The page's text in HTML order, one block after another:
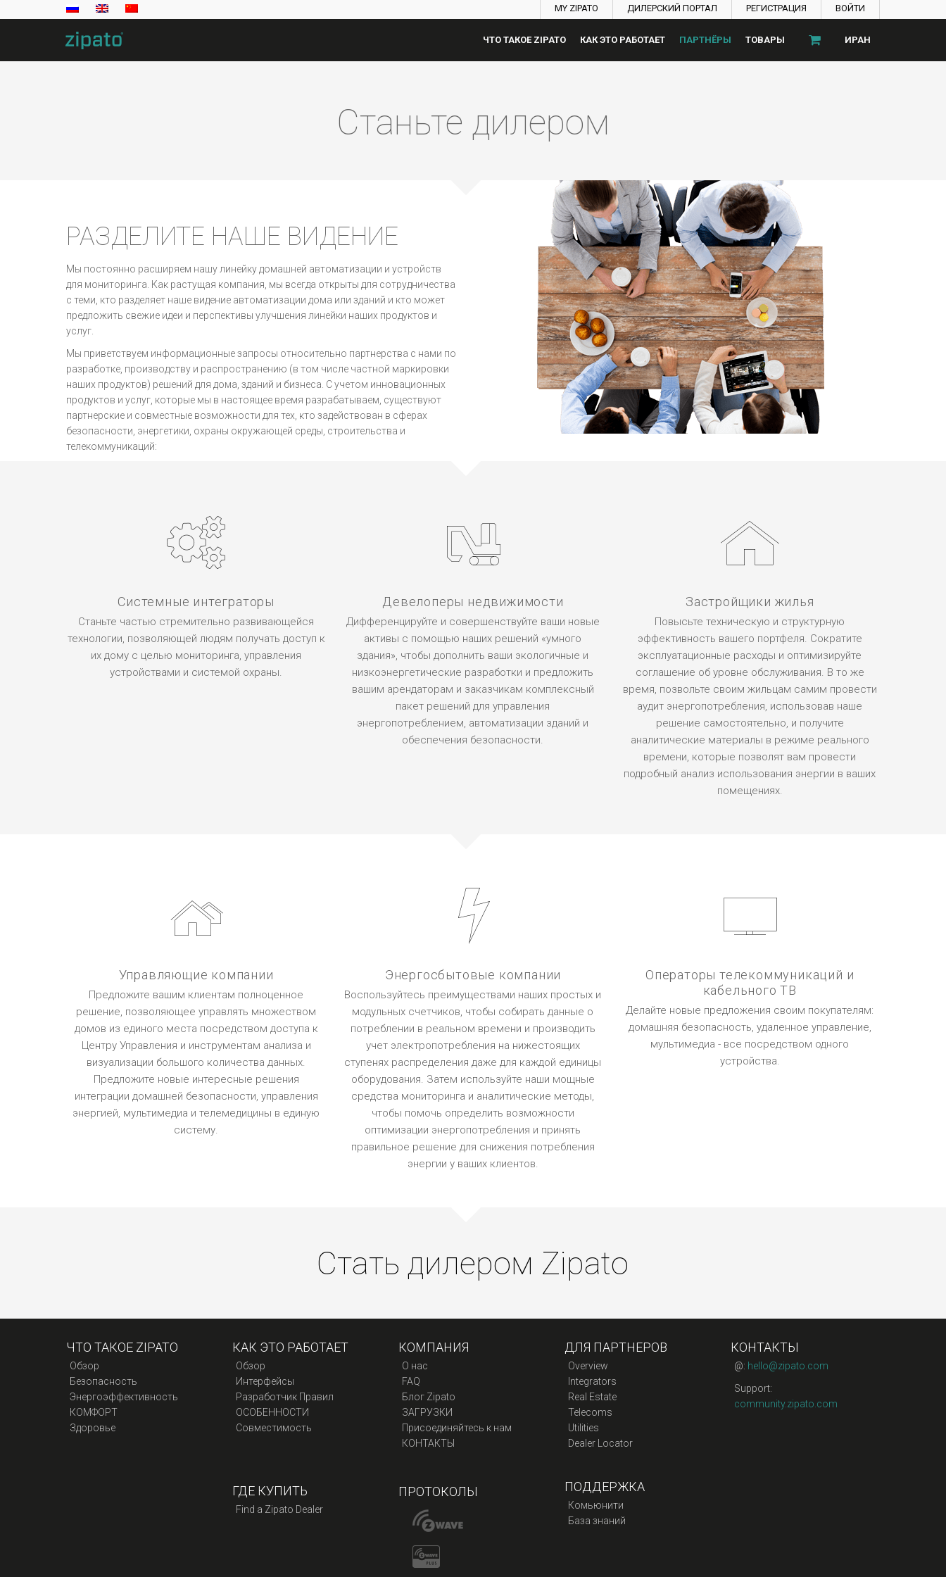
MY ZIPATO ДИЛЕРСКИЙ ПОРТАЛ РЕГИСТРАЦИЯ ВОЙТИ
ЧТО ТАКОЕ ZIPATO КАК ЭТО РАБОТАЕТ ПАРТНЁРЫ ТОВАРЫ ИРАН
Станьте дилером
РАЗДЕЛИТЕ НАШЕ ВИДЕНИЕ
Мы постоянно расширяем нашу линейку домашней автоматизации и устройств
для мониторинга. Как растущая компания, мы всегда открыты для сотрудничества
с теми, кто разделяет наше видение автоматизации дома или зданий и кто может
предложить свежие идеи и перспективы улучшения линейки наших продуктов и
услуг.
Мы приветствуем информационные запросы относительно партнерства с нами по
разработке, производству и распространению (в том числе частной маркировки
наших продуктов) решений для дома, зданий и бизнеса. С учетом инновационных
продуктов и услуг, которые мы в настоящее время разрабатываем, существуют
партнерские и совместные возможности для тех, кто задействован в сферах
безопасности, энергетики, охраны окружающей среды, строительства и
телекоммуникаций:
Системные интеграторы
Станьте частью стремительно развивающейся
технологии, позволяющей людям получать доступ к
их дому с целью мониторинга, управления
устройствами и системой охраны.
Девелоперы недвижимости
Дифференцируйте и совершенствуйте ваши новые
активы с помощью наших решений «умного
здания», чтобы дополнить ваши экологичные и
низкоэнергетические разработки и предложить
вашим арендаторам и заказчикам комплексный
пакет решений для управления
энергопотреблением, автоматизации зданий и
обеспечения безопасности.
Застройщики жилья
Повысьте техническую и структурную
эффективность вашего портфеля. Сократите
эксплуатационные расходы и оптимизируйте
соглашение об уровне обслуживания. В то же
время, позвольте своим жильцам самим провести
аудит энергопотребления, использовав наше
решение самостоятельно, и получите
аналитические материалы в режиме реального
времени, которые позволят вам провести
подробный анализ использования энергии в ваших
помещениях.
Управляющие компании
Предложите вашим клиентам полноценное
решение, позволяющее управлять множеством
домов из единого места посредством доступа к
Центру Управления и инструментам анализа и
визуализации большого количества данных.
Предложите новые интересные решения
интеграции домашней безопасности, управления
энергией, мультимедиа и телемедицины в единую
систему.
Энергосбытовые компании
Воспользуйтесь преимуществами наших простых и
модульных счетчиков, чтобы собирать данные о
потреблении в реальном времени и производить
учет электропотребления на нижестоящих
ступенях распределения даже для каждой единицы
оборудования. Затем используйте наши мощные
средства мониторинга и аналитические методы,
чтобы помочь определить возможности
оптимизации энергопотребления и принять
правильное решение для снижения потребления
энергии у ваших клиентов.
Операторы телекоммуникаций и
кабельного ТВ
Делайте новые предложения своим покупателям:
домашняя безопасность, удаленное управление,
мультимедиа - все посредством одного
устройства.
Стать дилером Zipato
ЧТО ТАКОЕ ZIPATO
Обзор
Безопасность
Энергоэффективность
КОМФОРТ
Здоровье
КАК ЭТО РАБОТАЕТ
Обзор
Интерфейсы
Разработчик Правил
ОСОБЕННОСТИ
Совместимость
ГДЕ КУПИТЬ
Find a Zipato Dealer
КОМПАНИЯ
О нас
FAQ
Блог Zipato
ЗАГРУЗКИ
Присоединяйтесь к нам
КОНТАКТЫ
ПРОТОКОЛЫ
ДЛЯ ПАРТНЕРОВ
Overview
Integrators
Real Estate
Telecoms
Utilities
Dealer Locator
ПОДДЕРЖКА
Комьюнити
База знаний
КОНТАКТЫ
@: hello@zipato.com
Support:
community.zipato.com